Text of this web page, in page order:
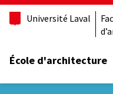
Université Laval
École d'architecture